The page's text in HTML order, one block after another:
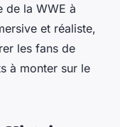
de la WWE à
et réaliste,
les fans de
à monter sur le